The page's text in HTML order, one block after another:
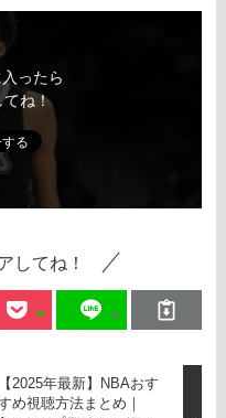
ったら
てね！
してね！
【2025年最新】NBAおす
め視聴方法まとめ｜